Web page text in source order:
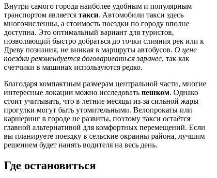
Внутри самого города наиболее удобным и популярным
транспортом является такси. Автомобили такси здесь
многочисленны, а стоимость поездки по городу вполне
доступна. Это оптимальный вариант для туристов,
позволяющий быстро добраться до точки слияния рек или к
Древу познания, не вникая в маршруты автобусов. О цене
поездки рекомендуется договариваться заранее, так как
счетчики в машинах используются редко.
Благодаря компактным размерам центральной части, многие
интересные локации можно исследовать пешком. Однако
стоит учитывать, что в летние месяцы из-за сильной жары
прогулки могут быть утомительными. Велопрокаты или
каршеринг в городе не развиты, поэтому такси остаётся
главной альтернативой для комфортных перемещений. Если
вы планируете поездку в сельские окраины района, лучшим
решением будет нанять водителя на весь день.
Где остановиться